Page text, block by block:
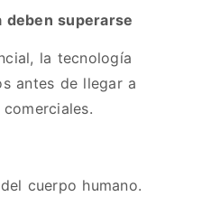
deben superarse
la tecnología
antes de llegar a
cuerpo humano.